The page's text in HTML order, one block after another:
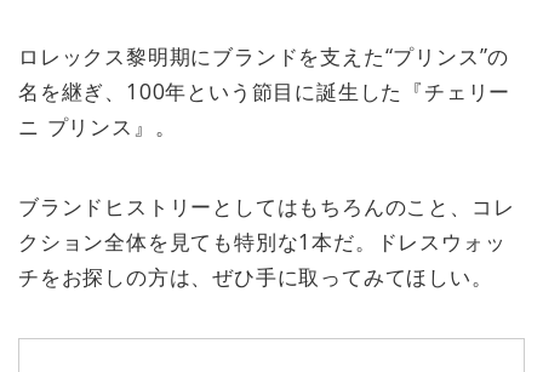
ロレックス黎明期にブランドを支えた“プリンス”の
名を継ぎ、100年という節目に誕生した『チェリー
ニ プリンス』。
ブランドヒストリーとしてはもちろんのこと、コレ
クション全体を見ても特別な1本だ。ドレスウォッ
チをお探しの方は、ぜひ手に取ってみてほしい。